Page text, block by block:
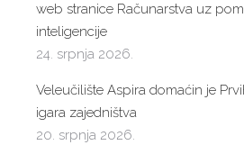
web stranice Računarstva uz
inteligencije
24. srpnja 2026.
Veleučilište Aspira domaćin je
igara zajedništva
20. srpnja 2026.